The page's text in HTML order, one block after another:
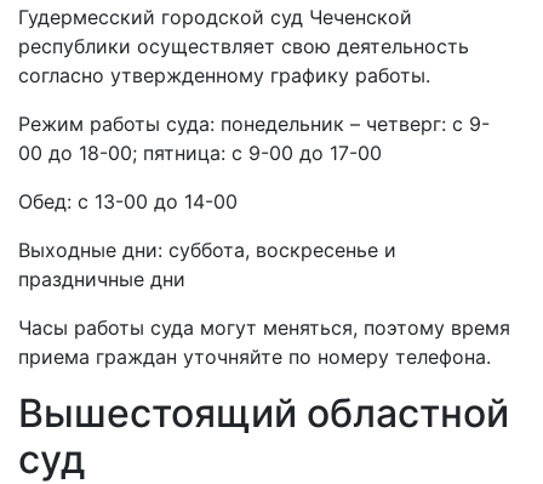
Гудермесский городской суд Чеченской
республики осуществляет свою деятельность
согласно утвержденному графику работы.
Режим работы суда: понедельник – четверг: с 9-
00 до 18-00; пятница: с 9-00 до 17-00
Обед: с 13-00 до 14-00
Выходные дни: суббота, воскресенье и
праздничные дни
Часы работы суда могут меняться, поэтому время
приема граждан уточняйте по номеру телефона.
Вышестоящий областной
суд